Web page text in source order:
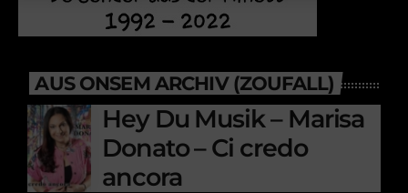
AUS ONSEM ARCHIV (ZOUFALL)
Hey Du Musik – Marisa
Donato – Ci credo
ancora